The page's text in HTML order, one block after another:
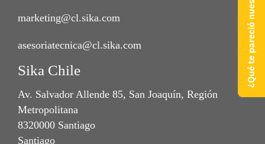
marketing@cl.sika.com
asesoriatecnica@cl.sika.com
Sika Chile
Av. Salvador Allende 85, San Joaquín, Región
Metropolitana
8320000 Santiago
Santiago
¿Qué te pareció nuestra web?